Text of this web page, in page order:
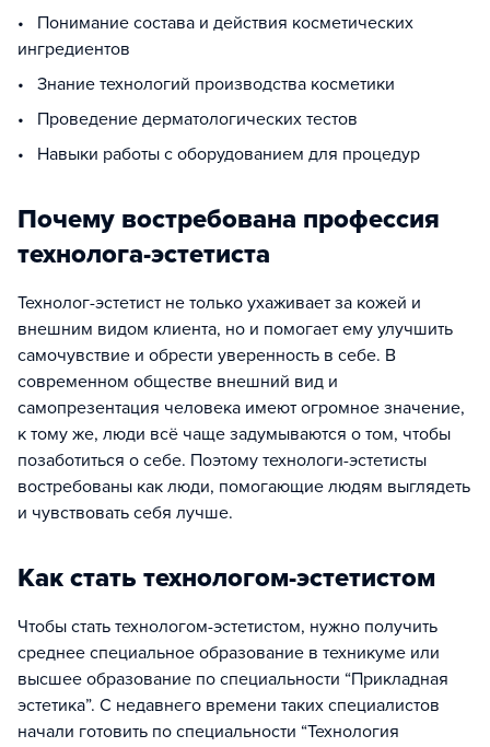
• Понимание состава и действия косметических
ингредиентов
• Знание технологий производства косметики
• Проведение дерматологических тестов
• Навыки работы с оборудованием для процедур
Почему востребована профессия
технолога-эстетиста
Технолог-эстетист не только ухаживает за кожей и
внешним видом клиента, но и помогает ему улучшить
самочувствие и обрести уверенность в себе. В
современном обществе внешний вид и
самопрезентация человека имеют огромное значение,
к тому же, люди всё чаще задумываются о том, чтобы
позаботиться о себе. Поэтому технологи-эстетисты
востребованы как люди, помогающие людям выглядеть
и чувствовать себя лучше.
Как стать технологом-эстетистом
Чтобы стать технологом-эстетистом, нужно получить
среднее специальное образование в техникуме или
высшее образование по специальности “Прикладная
эстетика”. С недавнего времени таких специалистов
начали готовить по специальности “Технология